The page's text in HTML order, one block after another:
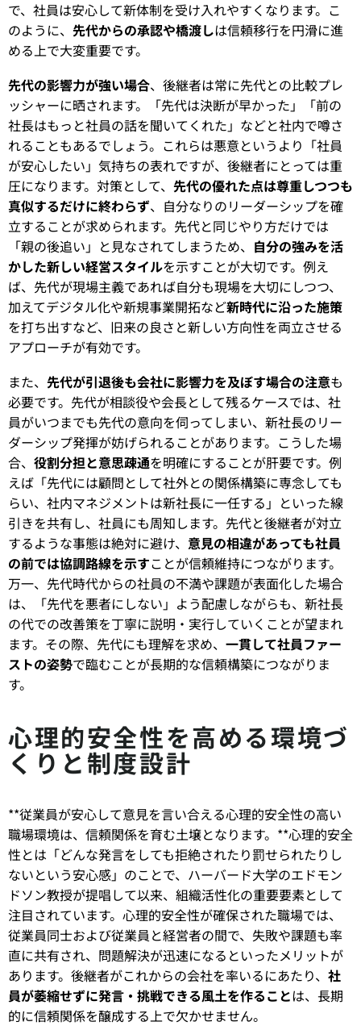
で、社員は安心して新体制を受け入れやすくなります。こ
のように、 先代からの承認や橋渡しは信頼移行を円滑に進
める上で大変重要です。
先代の影響力が強い場合、後継者は常に先代との比較プレ
ッシャーに晒されます。「先代は決断が早かった」「前の
社長はもっと社員の話を聞いてくれた」などと社内で噂さ
れることもあるでしょう。これらは悪意というより「社員
が安心したい」気持ちの表れですが、後継者にとっては重
圧になります。対策として、 先代の優れた点は尊重しつつも
真似するだけに終わらず、自分なりのリーダーシップを確
立することが求められます。先代と同じやり方だけでは
「親の後追い」と見なされてしまうため、 自分の強みを活
かした新しい経営スタイルを示すことが大切です。例え
ば、先代が現場主義であれば自分も現場を大切にしつつ、
加えてデジタル化や新規事業開拓など新時代に沿った施策
を打ち出すなど、旧来の良さと新しい方向性を両立させる
アプローチが有効です。
また、 先代が引退後も会社に影響力を及ぼす場合の注意も
必要です。先代が相談役や会長として残るケースでは、社
員がいつまでも先代の意向を伺ってしまい、新社長のリー
ダーシップ発揮が妨げられることがあります。こうした場
合、 役割分担と意思疎通を明確にすることが肝要です。例
えば「先代には顧問として社外との関係構築に専念しても
らい、社内マネジメントは新社長に一任する」といった線
引きを共有し、社員にも周知します。先代と後継者が対立
するような事態は絶対に避け、 意見の相違があっても社員
の前では協調路線を示すことが信頼維持につながります。
万一、先代時代からの社員の不満や課題が表面化した場合
は、「先代を悪者にしない」よう配慮しながらも、新社長
の代での改善策を丁寧に説明・実行していくことが望まれ
ます。その際、先代にも理解を求め、 一貫して社員ファー
ストの姿勢で臨むことが長期的な信頼構築につながりま
す。
心理的安全性を高める環境づ
くりと制度設計
**従業員が安心して意見を言い合える心理的安全性の高い
職場環境は、信頼関係を育む土壌となります。**心理的安全
性とは「どんな発言をしても拒絶されたり罰せられたりし
ないという安心感」のことで、ハーバード大学のエドモン
ドソン教授が提唱して以来、組織活性化の重要要素として
注目されています。心理的安全性が確保された職場では、
従業員同士および従業員と経営者の間で、失敗や課題も率
直に共有され、問題解決が迅速になるといったメリットが
あります。後継者がこれからの会社を率いるにあたり、 社
員が萎縮せずに発言・挑戦できる風土を作ることは、長期
的に信頼関係を醸成する上で欠かせません。